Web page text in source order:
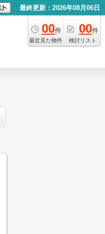
最終更新：2026年08月06日
00件
最近見た物件
00件
検討リスト